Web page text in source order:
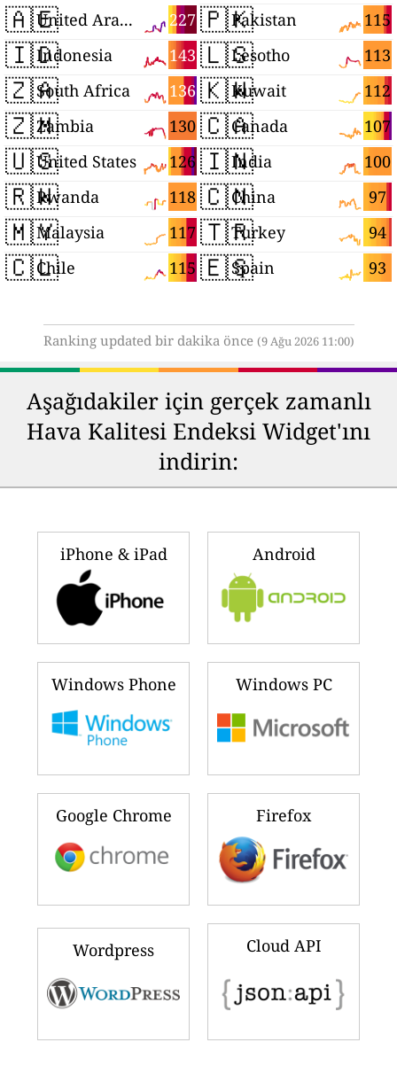
🇦🇪 227
United Arab Emirates
🇮🇩 143
Indonesia
🇿🇦 136
South Africa
🇿🇲 130
Zambia
🇺🇸 126
United States
🇷🇼 118
Rwanda
🇲🇾 117
Malaysia
🇨🇱 115
Chile
🇵🇰 115
Pakistan
🇱🇸 113
Lesotho
🇰🇼 112
Kuwait
🇨🇦 107
Canada
🇮🇳 100
India
🇨🇳 97
China
🇹🇷 94
Turkey
🇪🇸 93
Spain
Ranking updated bir dakika önce (9 Ağu 2026 11:00)
Aşağıdakiler için gerçek zamanlı
Hava Kalitesi Endeksi Widget'ını
indirin:
iPhone & iPad Android
Windows Phone Windows PC
Google Chrome Firefox
Wordpress Cloud API